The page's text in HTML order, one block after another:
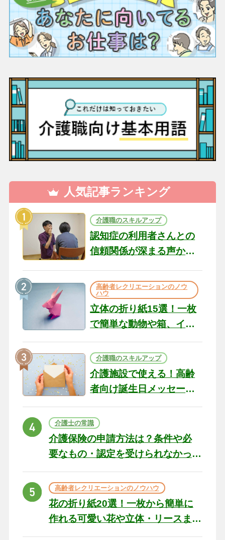
人気記事ランキング
介護職のスキルアップ
認知症の利用者さんとの
信頼関係が深まる声かけ
の現場から（22）
高齢者レクリエーションのノウ
ハウ
立体の折り紙15選！一枚
で簡単な動物や箱、イン
テリアになる作品まで
介護職のスキルアップ
介護施設で使える！高齢
者向け誕生日メッセージ
の例文と書き方のポイン
ト
介護士の常識
介護保険の申請方法は？条件や必
要なもの・認定を受けられなかっ
た場合の対処法
高齢者レクリエーションのノウハウ
花の折り紙20選！一枚から簡単に
作れる可愛い花や立体・リースま
で